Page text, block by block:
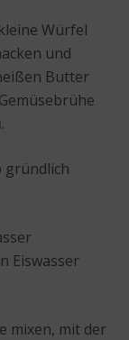
Würfel
und
Butter
.
gründlich
Eiswasser
mixen, mit der